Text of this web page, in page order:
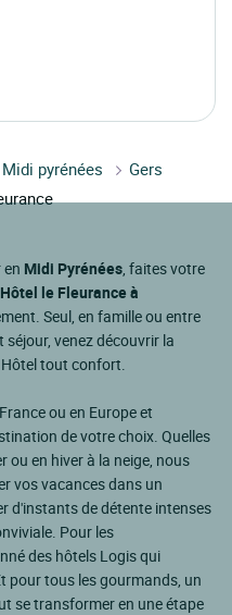
Midi pyrénées
Gers
Midi Pyrénées, faites votre
le Fleurance à
Seul, en famille ou entre
venez découvrir la
tout confort.
ou en Europe et
de votre choix. Quelles
ou en hiver à la neige, nous
vos vacances dans un
d'instants de détente intenses
Pour les
des hôtels Logis qui
pour tous les gourmands, un
se transformer en une étape